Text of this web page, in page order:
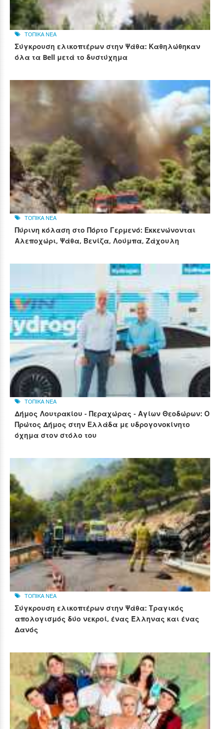
ΤΟΠΙΚΑ ΝΕΑ
Σύγκρουση ελικοπτέρων στην Ψάθα: Καθηλώθηκαν
όλα τα Bell μετά το δυστύχημα
ΤΟΠΙΚΑ ΝΕΑ
Πύρινη κόλαση στο Πόρτο Γερμενό: Εκκενώνονται
Αλεποχώρι, Ψάθα, Βενίζα, Λούμπα, Ζάχουλη
ΤΟΠΙΚΑ ΝΕΑ
Δήμος Λουτρακίου - Περαχώρας - Αγίων Θεοδώρων: Ο
Πρώτος Δήμος στην Ελλάδα με υδρογονοκίνητο
όχημα στον στόλο του
ΤΟΠΙΚΑ ΝΕΑ
Σύγκρουση ελικοπτέρων στην Ψάθα: Τραγικός
απολογισμός δύο νεκροί, ένας Έλληνας και ένας
Δανός